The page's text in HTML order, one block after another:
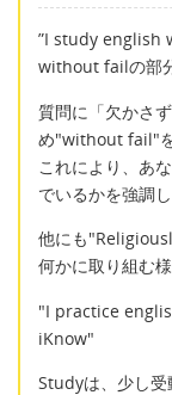
”I study english
without failの部
質問に「欠かさ
め"without fail"を
これにより、あ
でいるかを強調し
他にも
何かに取り組む
"I practice
iKnow"
Studyは、少し受